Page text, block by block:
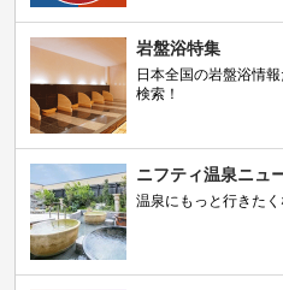
岩盤浴特集
日本全国の岩盤浴情
検索！
ニフティ温泉ニュ
温泉にもっと行きた